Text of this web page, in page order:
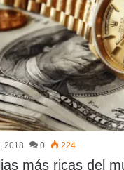
2018 0 224
más ricas del